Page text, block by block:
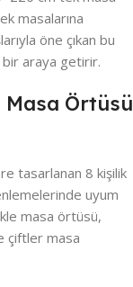
masalarına
öne çıkan bu
bir araya getirir.
Masa Örtüsü
tasarlanan 8 kişilik
uyum
masa örtüsü,
çiftler masa